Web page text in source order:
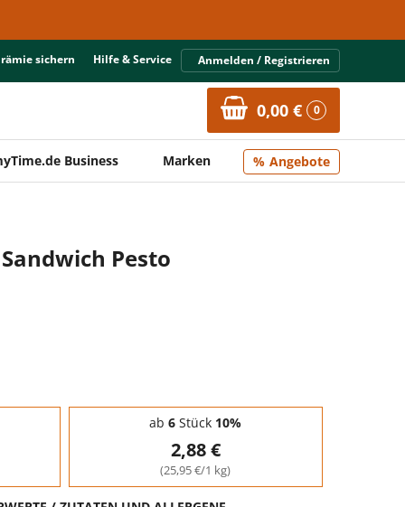
sichern Hilfe & Service Anmelden / Registrieren
0,00 € 0
Business Marken Angebote
Pesto
ab 6 Stück 10%
2,88 €
(25,95 €/1 kg)